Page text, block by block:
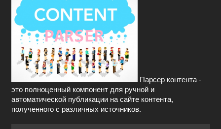
Парсер контента -
это полноценный компонент для ручной и
автоматической публикации на сайте контента,
полученного с различных источников.